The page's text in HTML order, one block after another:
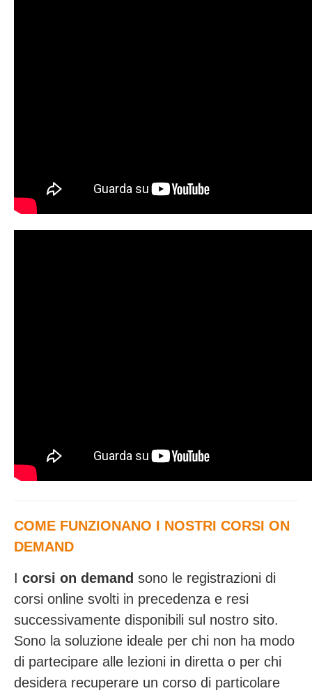
COME FUNZIONANO I NOSTRI CORSI ON
DEMAND
I corsi on demand sono le registrazioni di
corsi online svolti in precedenza e resi
successivamente disponibili sul nostro sito.
Sono la soluzione ideale per chi non ha modo
di partecipare alle lezioni in diretta o per chi
desidera recuperare un corso di particolare